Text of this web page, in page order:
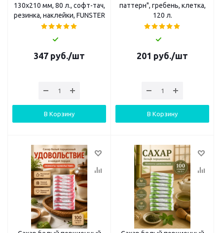
130х210 мм, 80 л., софт-тач,
резинка, наклейки, FUNSTER
347 руб./шт
В Корзину
паттерн", гребень, клетка,
120 л.
201 руб./шт
В Корзину